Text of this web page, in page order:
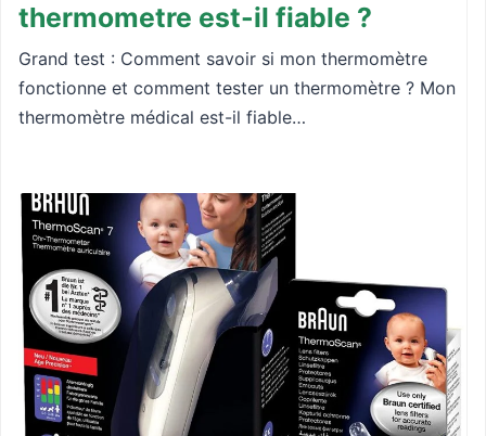
thermometre est-il fiable ?
Grand test : Comment savoir si mon thermomètre
fonctionne et comment tester un thermomètre ? Mon
thermomètre médical est-il fiable…